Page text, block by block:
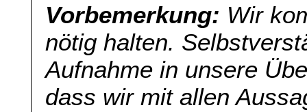
Vorbemerkung: Wir
nötig halten.
Aufnahme in unsere
dass wir mit allen